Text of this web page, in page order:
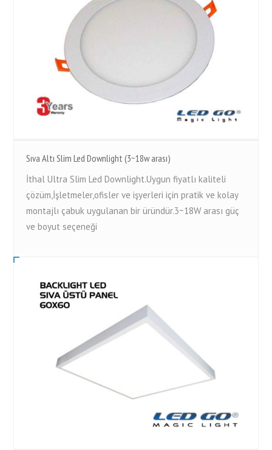
Sıva Altı Slim Led Downlight (3~18w arası)
İthal Ultra Slim Led Downlight.Uygun fiyatlı kaliteli
çözüm,İşletmeler,ofisler ve işyerleri için pratik ve kolay
montajlı çabuk uygulanan bir üründür.3~18W arası güç
ve boyut seçeneği